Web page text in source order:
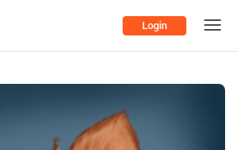
Login